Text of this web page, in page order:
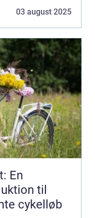
03 august 2025
En
til
cykelløb